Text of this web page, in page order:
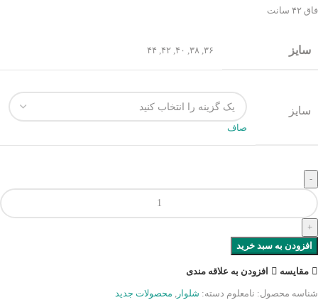
فاق ۴۲ سانت
سایز ۳۶, ۳۸, ۴۰, ۴۲, ۴۴
سایز
صاف
افزودن به سبد خرید
مقایسه افزودن به علاقه مندی
شناسه محصول: نامعلوم دسته: شلوار , محصولات جدید